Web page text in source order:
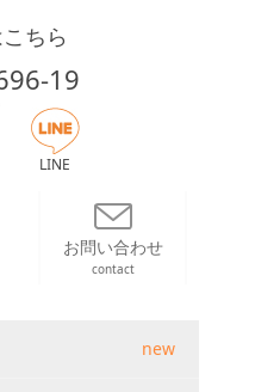
ちら
19
LINE
お問い合わせ
contact
new